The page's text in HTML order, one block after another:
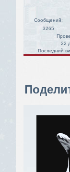
Сообщений:
3265
22
Последний